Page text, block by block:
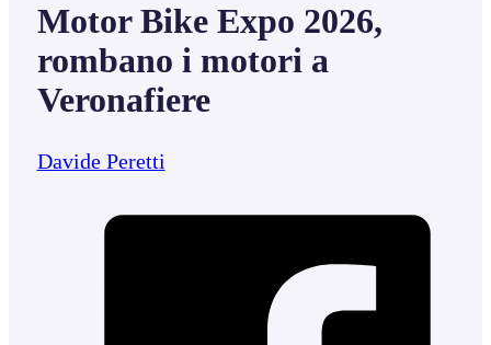
Motor Bike Expo 2026,
rombano i motori a
Veronafiere
Davide Peretti